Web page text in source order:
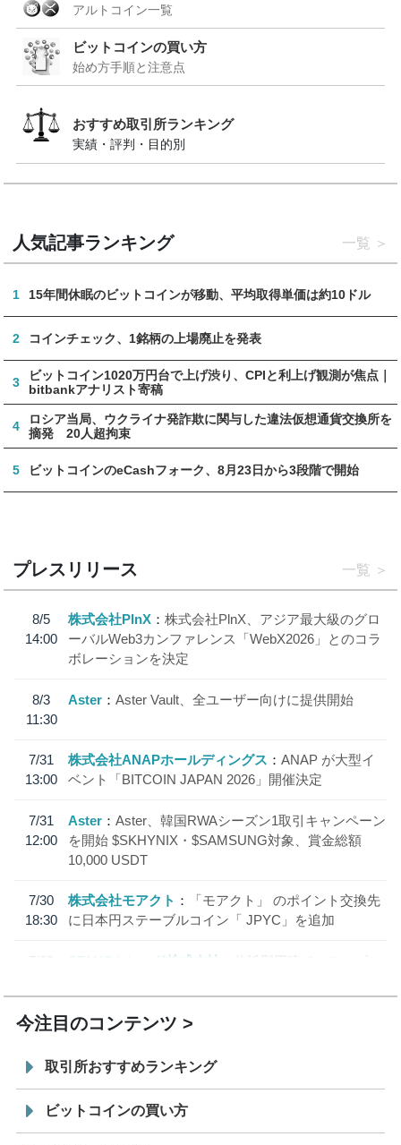
アルトコイン一覧
ビットコインの買い方
始め方手順と注意点
おすすめ取引所ランキング
実績・評判・目的別
人気記事ランキング 一覧
1 15年間休眠のビットコインが移動、平均取得単価は約10ドル
2 コインチェック、1銘柄の上場廃止を発表
3
ビットコイン1020万円台で上げ渋り、CPIと利上げ観測が焦点｜
bitbankアナリスト寄稿
4
ロシア当局、ウクライナ発詐欺に関与した違法仮想通貨交換所を
摘発 20人超拘束
5 ビットコインのeCashフォーク、8月23日から3段階で開始
プレスリリース 一覧
8/5
14:00
株式会社PlnX
株式会社PlnX、アジア最大級のグロ
ーバルWeb3カンファレンス「WebX2026」とのコラ
ボレーションを決定
8/3
11:30
Aster Aster Vault、全ユーザー向けに提供開始
7/31
13:00
株式会社ANAPホールディングス
ANAP が大型イ
ベント「BITCOIN JAPAN 2026」開催決定
7/31
12:00
Aster
Aster、韓国RWAシーズン1取引キャンペーン
を開始 $SKHYNIX・$SAMSUNG対象、賞金総額
10,000 USDT
7/30
18:30
株式会社モアクト
「モアクト」 のポイント交換先
に日本円ステーブルコイン「 JPYC」を追加
7/29
SBI VCトレード株式会社
信託型円建てステーブル
今注目のコンテンツ
取引所おすすめランキング
ビットコインの買い方